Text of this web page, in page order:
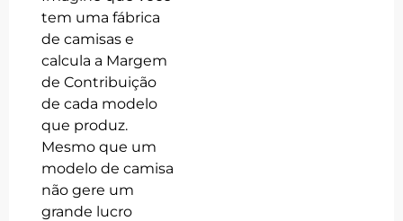
tem uma fábrica
de camisas e
calcula a Margem
de Contribuição
de cada modelo
que produz.
Mesmo que um
modelo de camisa
não gere um
grande lucro